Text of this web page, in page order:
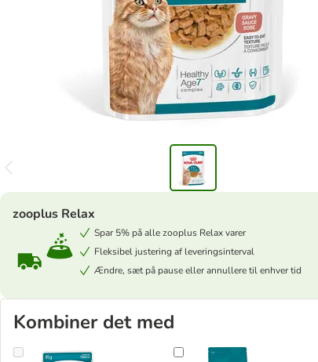
zooplus Relax
Spar 5% på alle zooplus Relax varer
Fleksibel justering af leveringsinterval
Ændre, sæt på pause eller annullere til enhver tid
Kombiner det med